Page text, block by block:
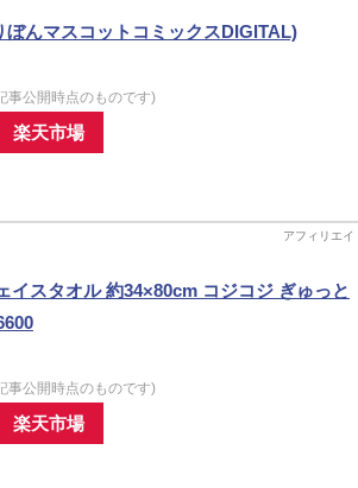
ぼんマスコットコミックスDIGITAL)
事公開時点のものです)
楽天市場
イスタオル 約34×80cm コジコジ ぎゅっと
事公開時点のものです)
楽天市場